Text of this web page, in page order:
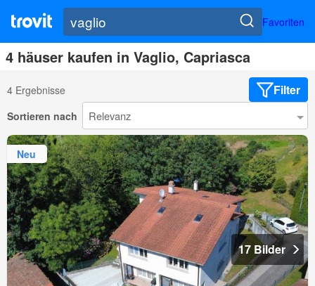
Favoriten
4 häuser kaufen in Vaglio, Capriasca
4 Ergebnisse Filter
Sortieren nach
Neu
17 Bilder